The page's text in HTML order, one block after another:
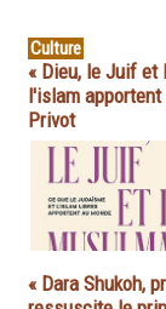
Culture
« Dieu, le Juif et
l'islam
Privot
« Dara Shukoh,